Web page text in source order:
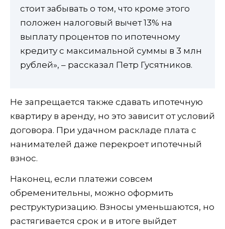
стоит забывать о том, что кроме этого
положен налоговый вычет 13% на
выплату процентов по ипотечному
кредиту с максимальной суммы в 3 млн
рублей», – рассказал Петр Гусятников.
Не запрещается также сдавать ипотечную
квартиру в аренду, но это зависит от условий
договора. При удачном раскладе плата с
нанимателей даже перекроет ипотечный
взнос.
Наконец, если платежи совсем
обременительны, можно оформить
реструктуризацию. Взносы уменьшаются, но
растягивается срок и в итоге выйдет